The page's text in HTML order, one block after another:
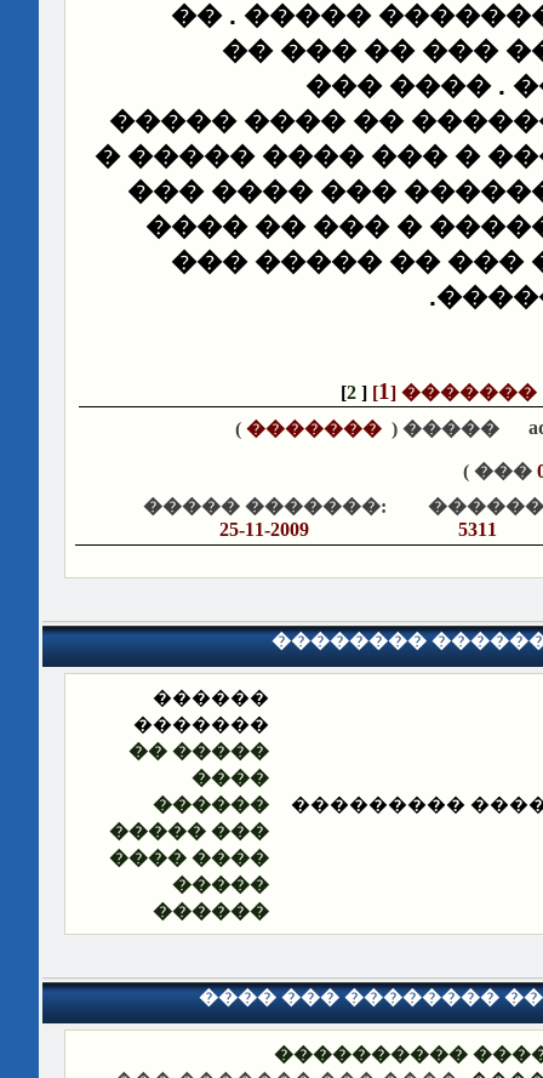
���� �����
����� �� ����
�������
��������� ������
������
����� �
��� ������ ������
����� ��� ������
� ��� �� �����
.
�������
[
1
]
[
2
]
����� (
�������
)
��� )
����� �������:
25-11-2009
5311
��������
��������
������
�������
����� ��
����
������
��� �����
���� ����
�����
������
���� ��� ��������
��� ����: